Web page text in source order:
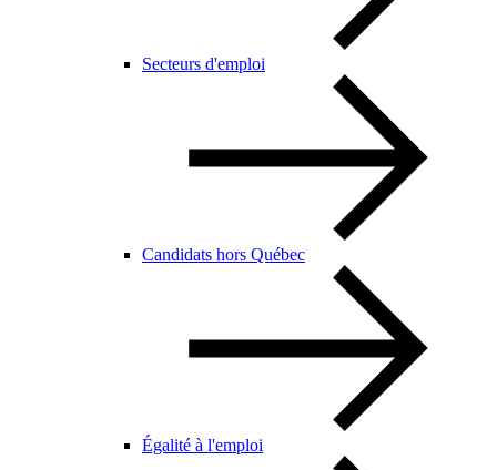
Secteurs d'emploi
Candidats hors Québec
Égalité à l'emploi